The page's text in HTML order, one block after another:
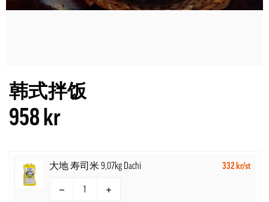
韩式拌饭
958 kr
大地 寿司米 9,07kg Dachi 332 kr/st